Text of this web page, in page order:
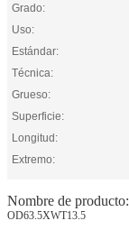
Grado:
Uso:
Estándar:
Técnica:
Grueso:
Superficie:
Longitud:
Extremo:
Nombre de producto:
OD63.5XWT13.5